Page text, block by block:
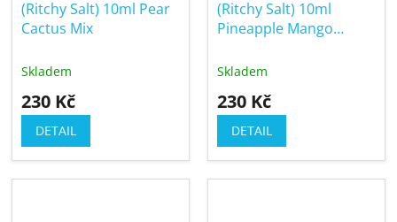
(Ritchy Salt) 10ml Pear
Cactus Mix
Skladem
230 Kč
DETAIL
(Ritchy Salt) 10ml
Pineapple Mango
Skladem
230 Kč
DETAIL